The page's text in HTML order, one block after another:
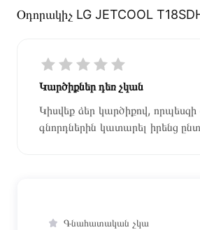
Օդորակիչ LG JETCOOL
Կարծիքներ դեռ չկան
Կիսվեք ձեր կարծիքով, որպեսզի
գնորդներին կատարել իրենց
Գնահատական չկա